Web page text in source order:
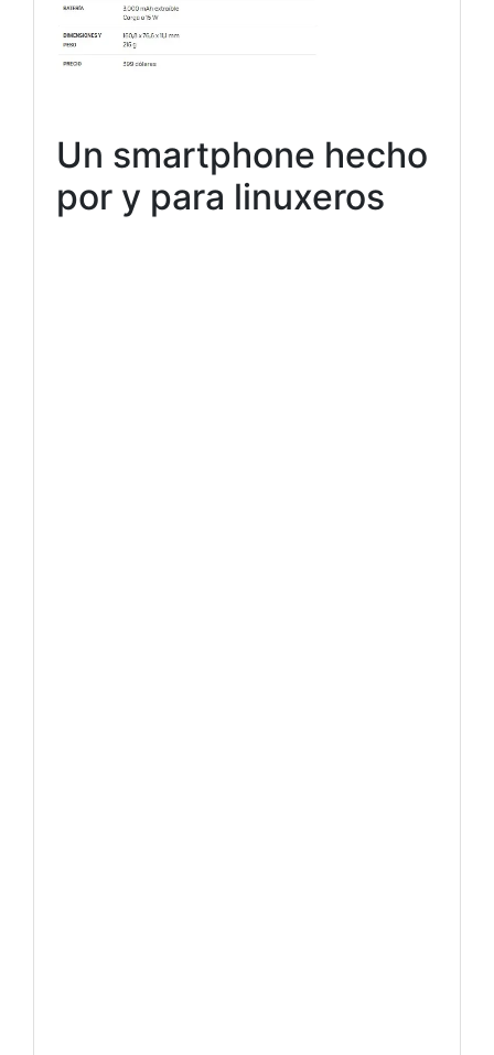
Un smartphone hecho
por y para linuxeros